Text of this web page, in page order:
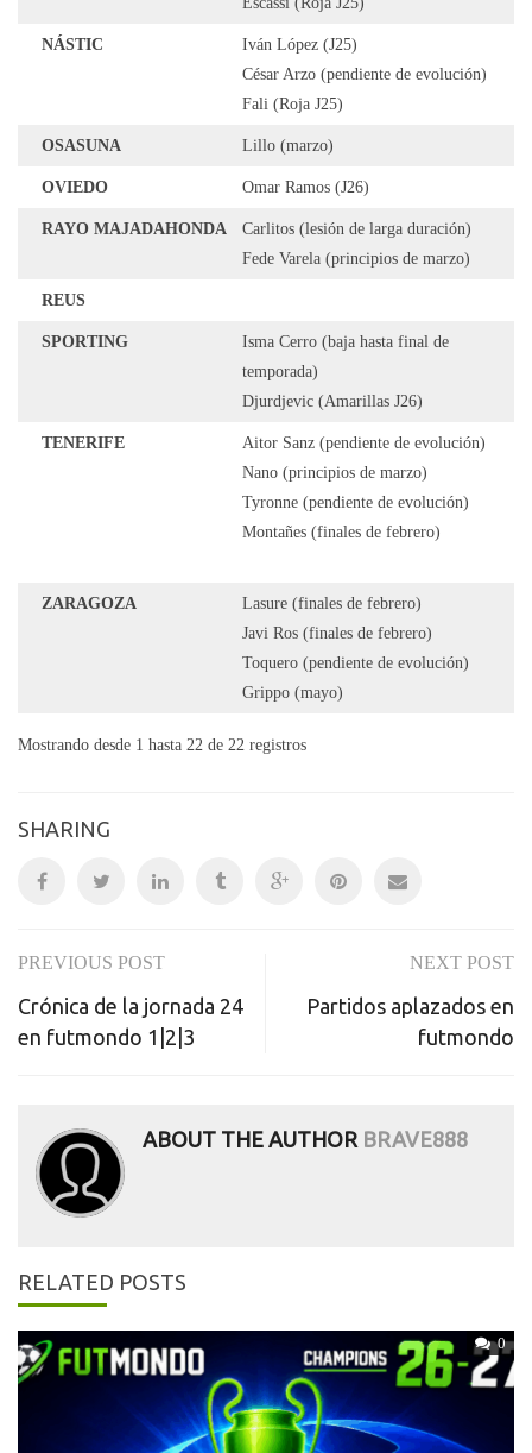
NÁSTIC
Iván López (J25)
César Arzo (pendiente de evolución)
Fali (Roja J25)
OSASUNA Lillo (marzo)
OVIEDO Omar Ramos (J26)
RAYO MAJADAHONDA
Carlitos (lesión de larga duración)
Fede Varela (principios de marzo)
REUS
SPORTING
Isma Cerro (baja hasta final de
temporada)
Djurdjevic (Amarillas J26)
TENERIFE
Aitor Sanz (pendiente de evolución)
Nano (principios de marzo)
Tyronne (pendiente de evolución)
Montañes (finales de febrero)
ZARAGOZA
Lasure (finales de febrero)
Javi Ros (finales de febrero)
Toquero (pendiente de evolución)
Grippo (mayo)
Mostrando desde 1 hasta 22 de 22 registros
SHARING
Post
navigation
PREVIOUS POST
Crónica de la jornada 24
en futmondo 1|2|3
NEXT POST
Partidos aplazados en
futmondo
ABOUT THE AUTHOR BRAVE888
RELATED POSTS
0